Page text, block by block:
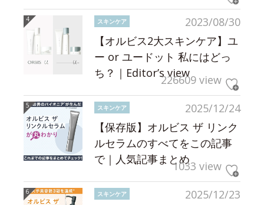
2023/08/30
スキンケア
【オルビス2大スキンケア】ユ
ー or ユードット 私にはどっ
ち？｜Editor’s view226609 view
2025/12/24
スキンケア
【保存版】オルビス ザ リンク
ルセラムのすべてをこの記事
で｜人気記事まとめ1033 view
2025/12/23
スキンケア